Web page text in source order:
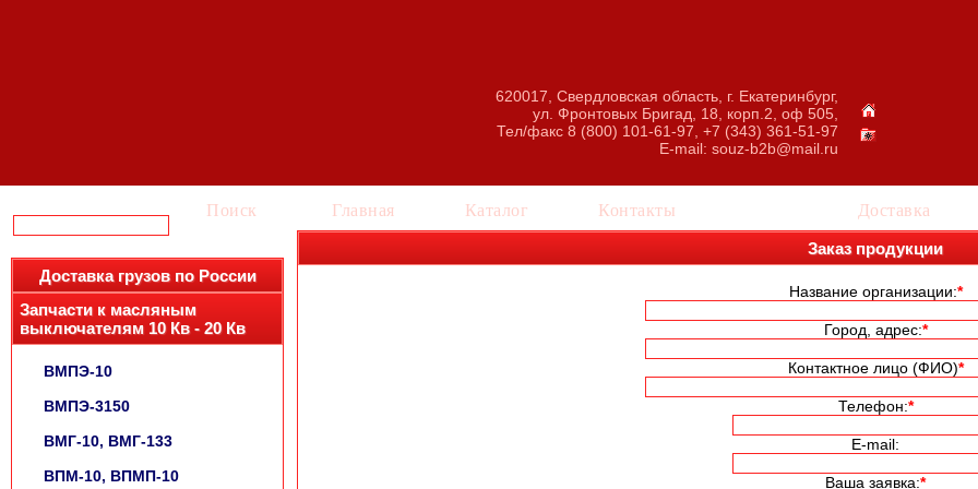
620017, Свердловская область, г. Екатеринбург,
ул. Фронтовых Бригад, 18, корп.2, оф 505,
Тел/факс 8 (800) 101-61-97, +7 (343) 361-51-97
E-mail: souz-b2b@mail.ru
Поиск
Доставка грузов по России
Запчасти к масляным
выключателям 10 Кв - 20 Кв
ВМПЭ-10
ВМПЭ-3150
ВМГ-10, ВМГ-133
ВПМ-10, ВПМП-10
Главная Каталог Контакты Доставка
Заказ продукции
Название организации:*
Город, адрес:*
Контактное лицо (ФИО)*
Телефон:*
E-mail:
Ваша заявка:*